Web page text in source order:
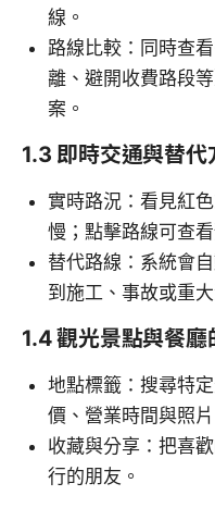
線。
路線比較：同時查
離、避開收費路段
案。
1.3 即時交通與替代
實時路況：看見紅
慢；點擊路線可查
替代路線：系統會
到施工、事故或重
1.4 觀光景點與餐廳
地點標籤：搜尋特
價、營業時間與照片
收藏與分享：把喜
行的朋友。